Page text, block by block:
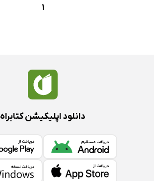
1
دانلود اپلیکیشن کتابراه